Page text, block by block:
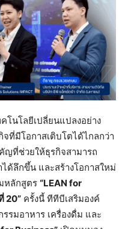
โนโลยีเปลี่ยนแปลงอย่าง
ที่มีโอกาสเติบโตได้ไกลกว่า
ญที่ช่วยให้ธุรกิจสามารถ
ด้ลึกขึ้น และสร้างโอกาสใหม่
หลักสูตร “LEAN for
20” ครั้งนี้ ทีทีบีเสริมองค์
รมอาหาร เครื่องดื่ม และ